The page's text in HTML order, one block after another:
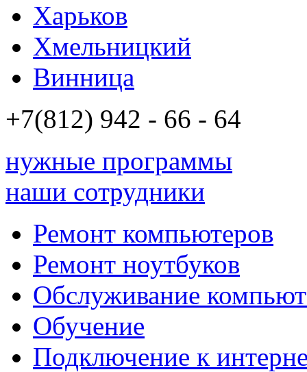
Харьков
Хмельницкий
Винница
+7(812) 942 - 66 - 64
нужные программы
наши сотрудники
Ремонт компьютеров
Ремонт ноутбуков
Обслуживание
Обучение
Подключение к